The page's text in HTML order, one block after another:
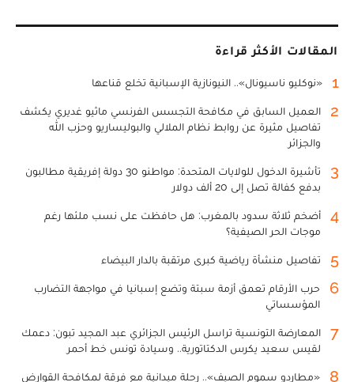
المقالات الأكثر قراءة
1 «نوكليو ناسيونال».. النيونازية الإسبانية تخلع قناعها
2
العميل السابق في مكافحة التجسس الفرنسي ماثيو غديري يكشف
تفاصيل مثيرة عن روابط نظام الملالي والبوليساريو وحزب الله
والجزائر
3
تأشيرة الدخول للولايات المتحدة: مواطنو 30 دولة إفريقية مطالبون
بدفع كفالة تصل إلى 20 ألف دولار
4
أضخم ثلاثة سدود بالمغرب: هل حافظت على نسب ملئها رغم
موجات الحر الصيفية؟
5 تفاصيل منشأة رياضية كبرى مرتقبة بالدار البيضاء
6
حرب الأرقام تعمق أزمة سبتة وتضع إسبانيا في مواجهة التضارب
المؤسساتي
7
المعارضة التونسية تراسل الرئيس الجزائري عبد المجيد تبون: دعمك
لقيس سعيد يكرس الدكتاتورية.. وسيادة تونس خط أحمر
8
«مطارِدو سموم الصيف».. رحلة ميدانية مع فرقة لمكافحة القوارض